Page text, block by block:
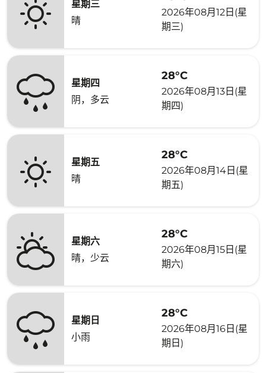
星期三
晴
2026年08月12日(星
期三)
星期四
阴，多云
28°C
2026年08月13日(星
期四)
星期五
晴
28°C
2026年08月14日(星
期五)
星期六
晴，少云
28°C
2026年08月15日(星
期六)
星期日
小雨
28°C
2026年08月16日(星
期日)